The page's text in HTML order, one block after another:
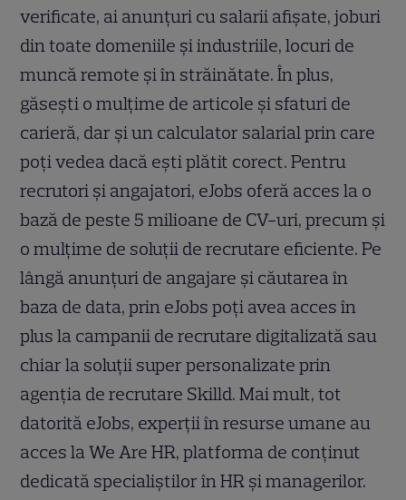
verificate, ai anunțuri cu salarii afișate, joburi
din toate domeniile și industriile, locuri de
muncă remote și în străinătate. În plus,
găsești o mulțime de articole și sfaturi de
carieră, dar și un calculator salarial prin care
poți vedea dacă ești plătit corect. Pentru
recrutori și angajatori, eJobs oferă acces la o
bază de peste 5 milioane de CV-uri, precum și
o mulțime de soluții de recrutare eficiente. Pe
lângă anunțuri de angajare și căutarea în
baza de data, prin eJobs poți avea acces în
plus la campanii de recrutare digitalizată sau
chiar la soluții super personalizate prin
agenția de recrutare Skilld. Mai mult, tot
datorită eJobs, experții în resurse umane au
acces la We Are HR, platforma de conținut
dedicată specialiștilor în HR și managerilor.